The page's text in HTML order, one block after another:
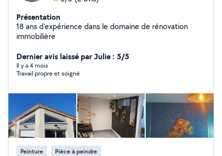
Présentation
18 ans d'expérience dans le domaine de rénovation
immobilière
Dernier avis laissé par Julie : 5/5
Il y a 4 mois
Travail propre et soigné
Peinture Pièce à peindre